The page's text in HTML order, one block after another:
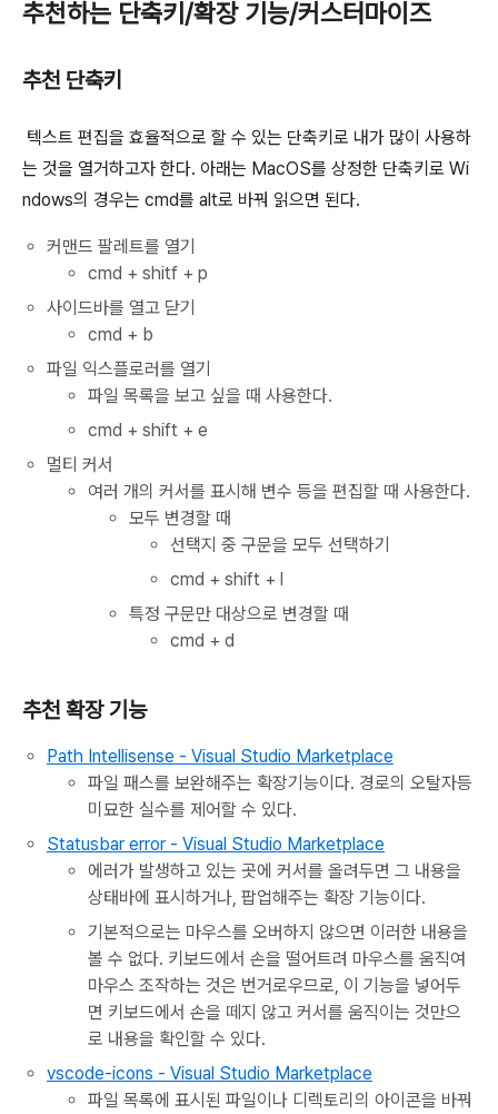
추천하는 단축키/확장 기능/커스터마이즈
추천 단축키
텍스트 편집을 효율적으로 할 수 있는 단축키로 내가 많이 사용하
는 것을 열거하고자 한다. 아래는 MacOS를 상정한 단축키로 Wi
ndows의 경우는 cmd를 alt로 바꿔 읽으면 된다.
커맨드 팔레트를 열기
cmd + shitf + p
사이드바를 열고 닫기
cmd + b
파일 익스플로러를 열기
파일 목록을 보고 싶을 때 사용한다.
cmd + shift + e
멀티 커서
여러 개의 커서를 표시해 변수 등을 편집할 때 사용한다.
모두 변경할 때
선택지 중 구문을 모두 선택하기
cmd + shift + l
특정 구문만 대상으로 변경할 때
cmd + d
추천 확장 기능
Path Intellisense - Visual Studio Marketplace
파일 패스를 보완해주는 확장기능이다. 경로의 오탈자등
미묘한 실수를 제어할 수 있다.
Statusbar error - Visual Studio Marketplace
에러가 발생하고 있는 곳에 커서를 올려두면 그 내용을
상태바에 표시하거나, 팝업해주는 확장 기능이다.
기본적으로는 마우스를 오버하지 않으면 이러한 내용을
볼 수 없다. 키보드에서 손을 떨어트려 마우스를 움직여
마우스 조작하는 것은 번거로우므로, 이 기능을 넣어두
면 키보드에서 손을 떼지 않고 커서를 움직이는 것만으
로 내용을 확인할 수 있다.
vscode-icons - Visual Studio Marketplace
파일 목록에 표시된 파일이나 디렉토리의 아이콘을 바꿔